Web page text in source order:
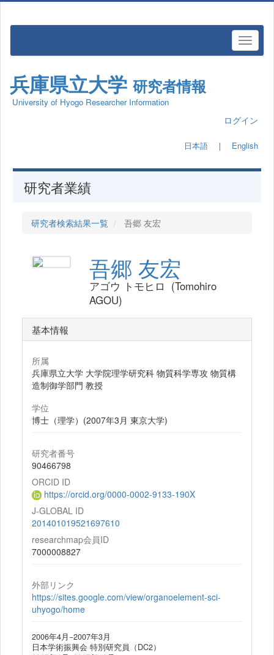
兵庫県立大学 研究者情報
University of Hyogo Researcher Information
ログイン
日本語 ｜ English
研究者業績
研究者検索結果一覧 吾郷 友宏
吾郷 友宏
アゴウ トモヒロ (Tomohiro
AGOU)
基本情報
所属
兵庫県立大学 大学院理学研究科 物質科学専攻 物質構
造制御学部門 教授
学位
博士（理学）(2007年3月 東京大学)
研究者番号
90466798
ORCID ID
https://orcid.org/0000-0002-9133-190X
J-GLOBAL ID
201401019521697610
researchmap会員ID
7000008827
外部リンク
https://sites.google.com/view/organoelement-sci-
uhyogo/home
2006年4月−2007年3月
日本学術振興会 特別研究員（DC2）